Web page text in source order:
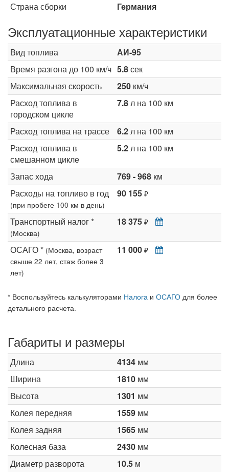
Страна сборки
Германия
Эксплуатационные характеристики
Вид топлива
АИ-95
Время разгона до 100 км/ч 5.8сек
Максимальная скорость
250 км/ч
Расход топлива в
городском цикле
7.8л на 100 км
Расход топлива на трассе 6.2л на 100 км
Расход топлива в
смешанном цикле
5.2л на 100 км
Запас хода 769 - 968 км
Расходы на топливо в год
(при пробеге 100 км в день)
90 155 ₽
Транспортный налог *
(Москва)
18 375 ₽
ОСАГО * (Москва, возраст
свыше 22 лет, стаж более 3
лет)
11 000 ₽
* Воспользуйтесь калькуляторами Налога и ОСАГО для более
детального расчета.
Габариты и размеры
Длина 4134 мм
Ширина
1810 мм
Высота
1301 мм
Колея передняя
1559 мм
Колея задняя
1565 мм
Колесная база
2430 мм
Диаметр разворота
10.5 м